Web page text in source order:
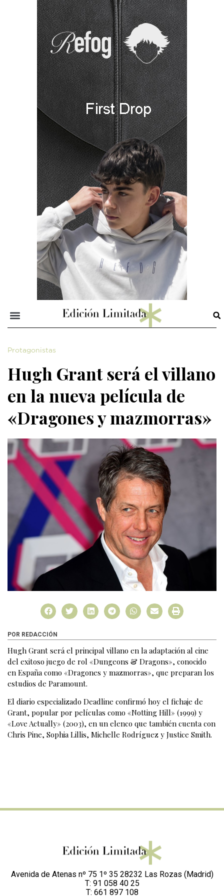
Protagonistas
Hugh Grant será el villano
en la nueva película de
«Dragones y mazmorras»
POR REDACCIÓN
Hugh Grant será el principal villano en la adaptación al cine
del exitoso juego de rol «Dungeons & Dragons», conocido
en España como «Dragones y mazmorras», que preparan los
estudios de Paramount.
El diario especializado Deadline confirmó hoy el fichaje de
Grant, popular por películas como «Notting Hill» (1999) y
«Love Actually» (2003), en un elenco que también cuenta con
Chris Pine, Sophia Lillis, Michelle Rodríguez y Justice Smith.
Avenida de Atenas nº 75 1º 35 28232 Las Rozas (Madrid)
T: 91 058 40 25
T: 661 897 108